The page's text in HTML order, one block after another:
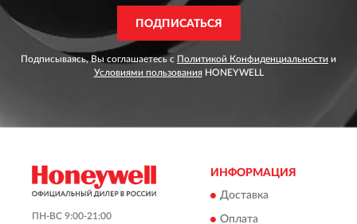
ПОДПИСАТЬСЯ
Подписываясь, Вы соглашаетесь с Политикой Конфиденциальности и
Условиями пользованияHONEYWELL
ПН-ВС 9:00-21:00
ИНФОРМАЦИЯ
Доставка
Оплата